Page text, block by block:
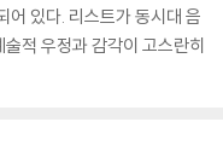
어 있다. 리스트가 동시대 음
적 우정과 감각이 고스란히